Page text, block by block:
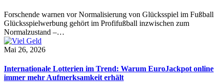
Forschende warnen vor Normalisierung von Glücksspiel im Fußball
Glücksspielwerbung gehört im Profifußball inzwischen zum
Normalzustand –…
Mai 26, 2026
Internationale Lotterien im Trend: Warum EuroJackpot online
immer mehr Aufmerksamkeit erhält